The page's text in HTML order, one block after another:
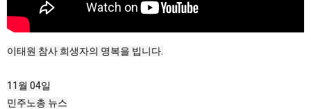
이태원 참사 희생자의 명복을 빕니다.
11월 04일
민주노총 뉴스